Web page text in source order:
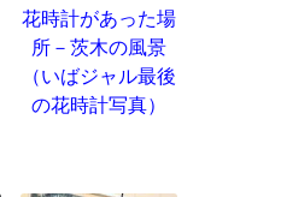
花時計があった場
所－茨木の風景
（いばジャル最後
の花時計写真）